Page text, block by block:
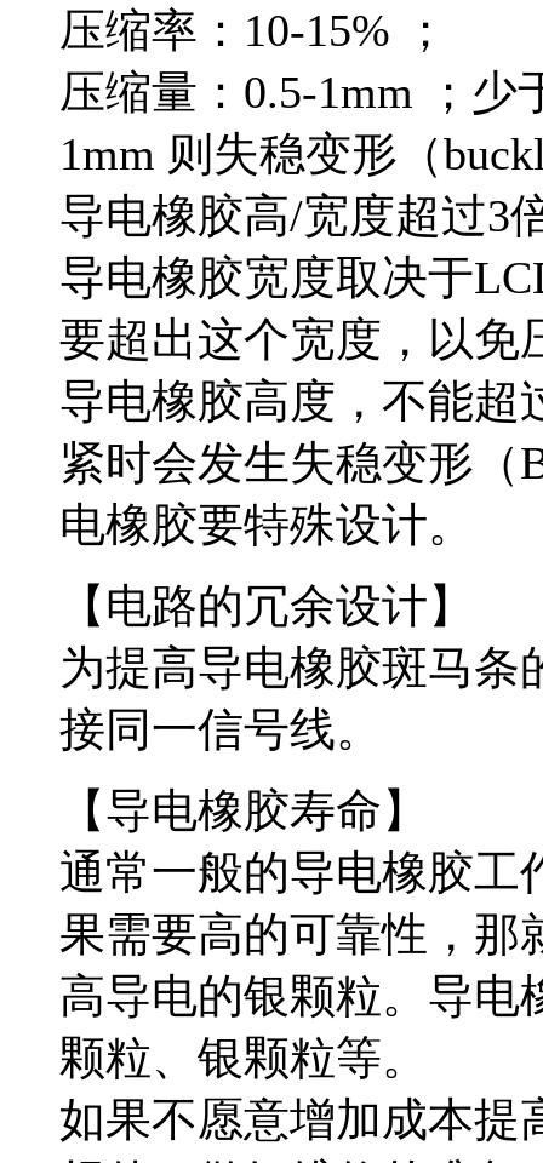
压缩率：10-15% ；
压缩量：0.5-1mm ；
1mm 则失稳变形（
导电橡胶高/宽度超过3
导电橡胶宽度取决于
要超出这个宽度，以免
导电橡胶高度，不能超
紧时会发生失稳变形（
电橡胶要特殊设计。
【电路的冗余设计】
为提高导电橡胶斑马条
接同一信号线。
【导电橡胶寿命】
通常一般的导电橡胶工
果需要高的可靠性，那
高导电的银颗粒。导电
颗粒、银颗粒等。
如果不愿意增加成本提